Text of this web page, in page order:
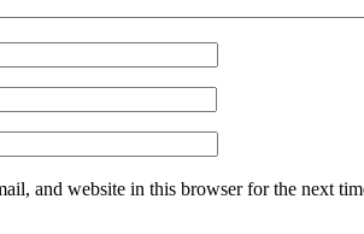
and website in this browser for the next